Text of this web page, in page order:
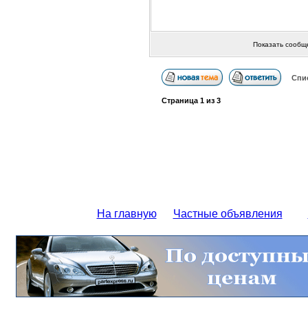
Показать
Страница 1из 3
На главную Частные объявления